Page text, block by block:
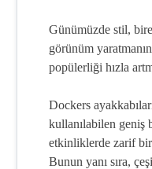
Günümüzde stil,
görünüm
popülerliği hızla
Dockers
kullanılabilen geniş
etkinliklerde zarif bir
Bunun yanı sıra,